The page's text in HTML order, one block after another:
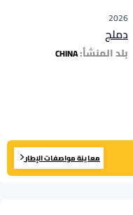
2026
دملج
بلد المنشأ:CHINA
معاينة مواصفات الإطار